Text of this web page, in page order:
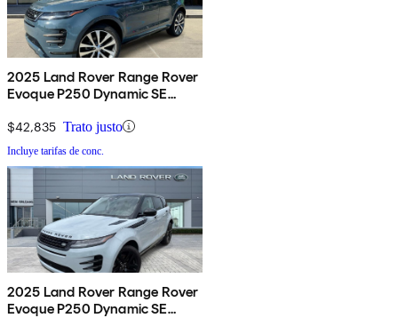
2025 Land Rover Range Rover
Evoque P250 Dynamic SE
$42,835 Trato justo
Incluye tarifas de conc.
2025 Land Rover Range Rover
Evoque P250 Dynamic SE